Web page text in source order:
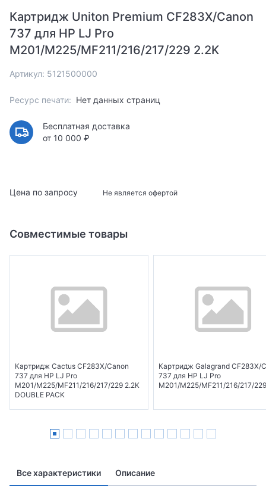
Картридж Uniton Premium CF283X/Canon
737 для HP LJ Pro
M201/M225/MF211/216/217/229 2.2K
Артикул: 5121500000
Ресурс печати: Нет данных страниц
Бесплатная доставка
от 10 000 ₽
Цена по запросу Не является офертой
Совместимые товары
Картридж Cactus CF283X/Canon
737 для HP LJ Pro
M201/M225/MF211/216/217/229 2.2K
DOUBLE PACK
Картридж Galagrand CF283X/
737 для HP LJ Pro
M201/M225/MF211/216/217/
Все характеристики Описание